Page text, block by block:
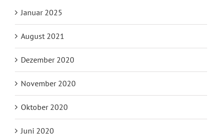
Januar 2025
August 2021
Dezember 2020
November 2020
Oktober 2020
Juni 2020